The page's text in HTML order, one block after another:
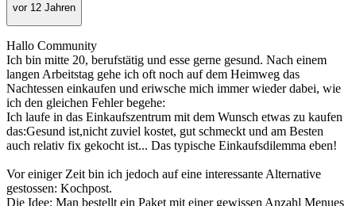
vor 12 Jahren
Hallo Community
Ich bin mitte 20, berufstätig und esse gerne gesund. Nach einem
langen Arbeitstag gehe ich oft noch auf dem Heimweg das
Nachtessen einkaufen und eriwsche mich immer wieder dabei, wie
ich den gleichen Fehler begehe:
Ich laufe in das Einkaufszentrum mit dem Wunsch etwas zu kaufen
das:Gesund ist,nicht zuviel kostet, gut schmeckt und am Besten
auch relativ fix gekocht ist... Das typische Einkaufsdilemma eben!
Vor einiger Zeit bin ich jedoch auf eine interessante Alternative
gestossen: Kochpost.
Die Idee: Man bestellt ein Paket mit einer gewissen Anzahl Menues